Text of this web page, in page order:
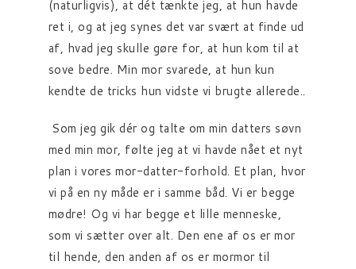
(naturligvis), at dét tænkte jeg, at hun havde
ret i, og at jeg synes det var svært at finde ud
af, hvad jeg skulle gøre for, at hun kom til at
sove bedre. Min mor svarede, at hun kun
kendte de tricks hun vidste vi brugte allerede..
Som jeg gik dér og talte om min datters søvn
med min mor, følte jeg at vi havde nået et nyt
plan i vores mor-datter-forhold. Et plan, hvor
vi på en ny måde er i samme båd. Vi er begge
mødre! Og vi har begge et lille menneske,
som vi sætter over alt. Den ene af os er mor
til hende, den anden af os er mormor til